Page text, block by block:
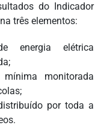
do Indicador
três elementos:
energia elétrica
mínima monitorada
por toda a